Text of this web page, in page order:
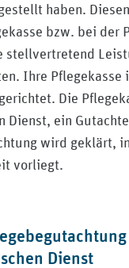
haben.
bzw. bei der
stellvertretend
Ihre
Die
Dienst, ein
wird geklärt,
vorliegt.
Dienst